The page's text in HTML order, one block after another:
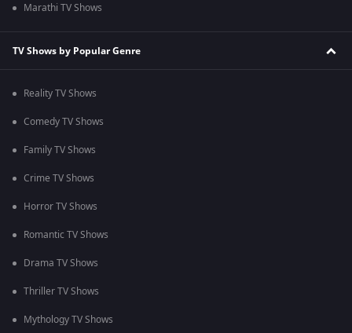
Marathi TV Shows
TV Shows by Popular Genre
Reality TV Shows
Comedy TV Shows
Family TV Shows
Crime TV Shows
Horror TV Shows
Romantic TV Shows
Drama TV Shows
Thriller TV Shows
Mythology TV Shows